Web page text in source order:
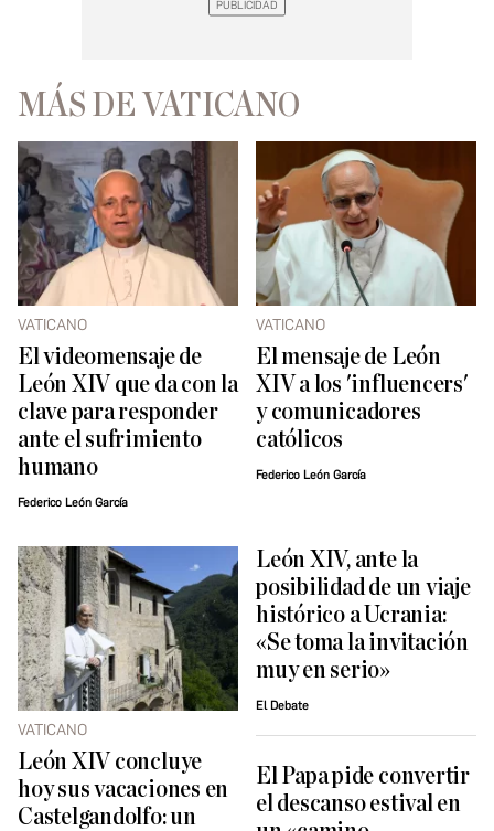
MÁS DE VATICANO
VATICANO
El videomensaje de
León XIV que da con la
clave para responder
ante el sufrimiento
humano
Federico León García
VATICANO
El mensaje de León
XIV a los 'influencers'
y comunicadores
católicos
Federico León García
VATICANO
León XIV concluye
hoy sus vacaciones en
Castelgandolfo: un
León XIV, ante la
posibilidad de un viaje
histórico a Ucrania:
«Se toma la invitación
muy en serio»
El Debate
El Papa pide convertir
el descanso estival en